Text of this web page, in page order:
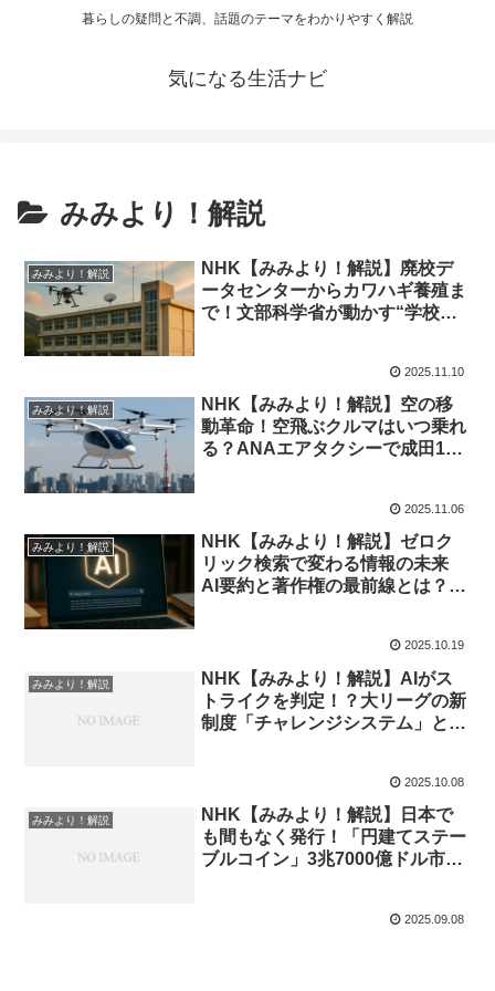
暮らしの疑問と不調、話題のテーマをわかりやすく解説
気になる生活ナビ
みみより！解説
みみより！解説
NHK【みみより！解説】廃校デ
ータセンターからカワハギ養殖ま
で！文部科学省が動かす“学校再
2025.11.10
みみより！解説
NHK【みみより！解説】空の移
動革命！空飛ぶクルマはいつ乗れ
る？ANAエアタクシーで成田15
2025.11.06
みみより！解説
NHK【みみより！解説】ゼロク
リック検索で変わる情報の未来
AI要約と著作権の最前線とは？｜
2025.10.19
みみより！解説
NHK【みみより！解説】AIがス
トライクを判定！？大リーグの新
制度「チャレンジシステム」と
2025.10.08
みみより！解説
NHK【みみより！解説】日本で
も間もなく発行！「円建てステー
ブルコイン」3兆7000億ドル市場
2025.09.08